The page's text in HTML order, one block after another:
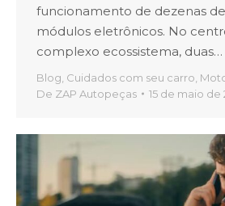
funcionamento de dezenas
módulos eletrônicos. No
complexo ecossistema, duas…
Blog, Cuidados com seu carro,
De ZAP Autopeças 15 de maio de